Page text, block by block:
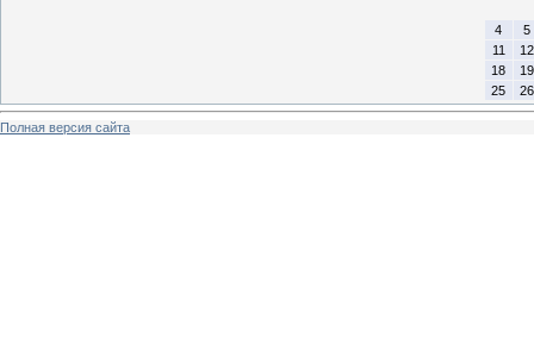
4
5
11
12
18
19
25
26
Полная версия сайта